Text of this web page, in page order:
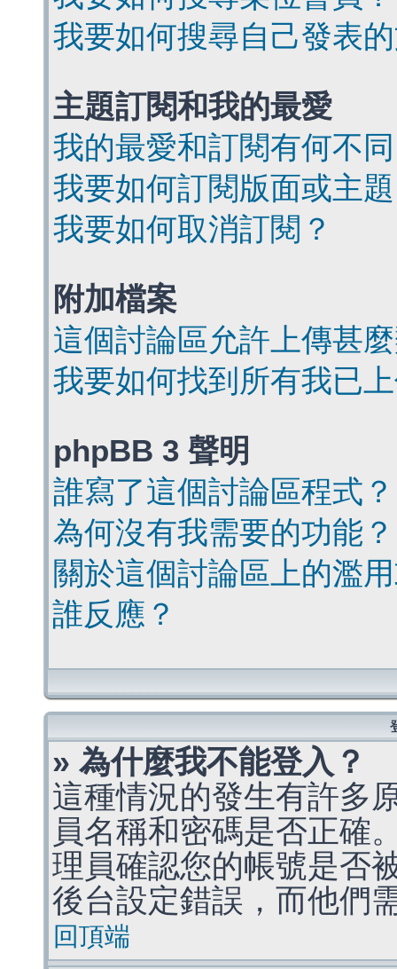
我要如何搜尋自己發表
主題訂閱和我的最愛
我的最愛和訂閱有何不
我要如何訂閱版面或主
我要如何取消訂閱？
附加檔案
這個討論區允許上傳甚
我要如何找到所有我已
phpBB 3 聲明
誰寫了這個討論區程式？
為何沒有我需要的功能？
關於這個討論區上的濫
誰反應？
» 為什麼我不能登入？
這種情況的發生有許多
員名稱和密碼是否正確
理員確認您的帳號是否
後台設定錯誤，而他們
回頂端